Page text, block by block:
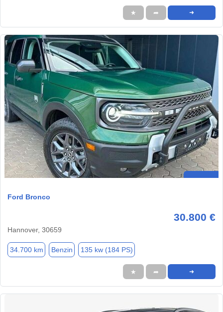
★ ➦ ➜
Ford Bronco
30.800 €
Hannover, 30659
34.700 km Benzin 135 kw (184 PS)
★ ➦ ➜